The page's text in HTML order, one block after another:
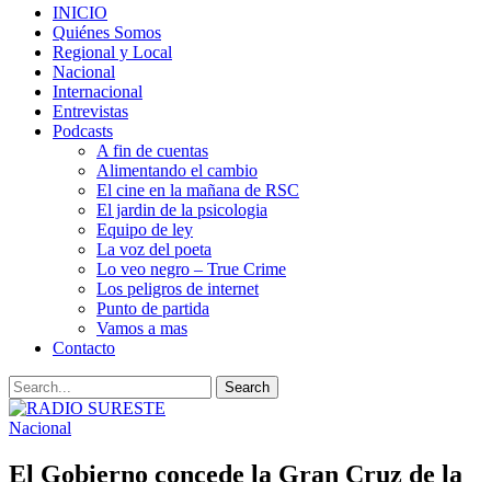
INICIO
Quiénes Somos
Regional y Local
Nacional
Internacional
Entrevistas
Podcasts
A fin de cuentas
Alimentando el cambio
El cine en la mañana de RSC
El jardin de la psicologia
Equipo de ley
La voz del poeta
Lo veo negro – True Crime
Los peligros de internet
Punto de partida
Vamos a mas
Contacto
Nacional
El Gobierno concede la Gran Cruz de la